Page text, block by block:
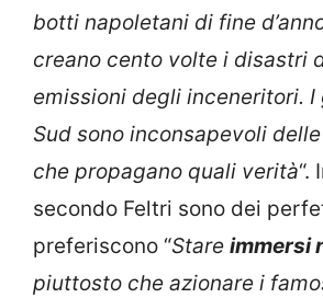
botti napoletani di fine
creano cento volte i disastri
emissioni degli inceneritori.
Sud sono inconsapevoli
che propagano quali verità“.
secondo Feltri sono dei
preferiscono “Stare immersi
piuttosto che azionare i